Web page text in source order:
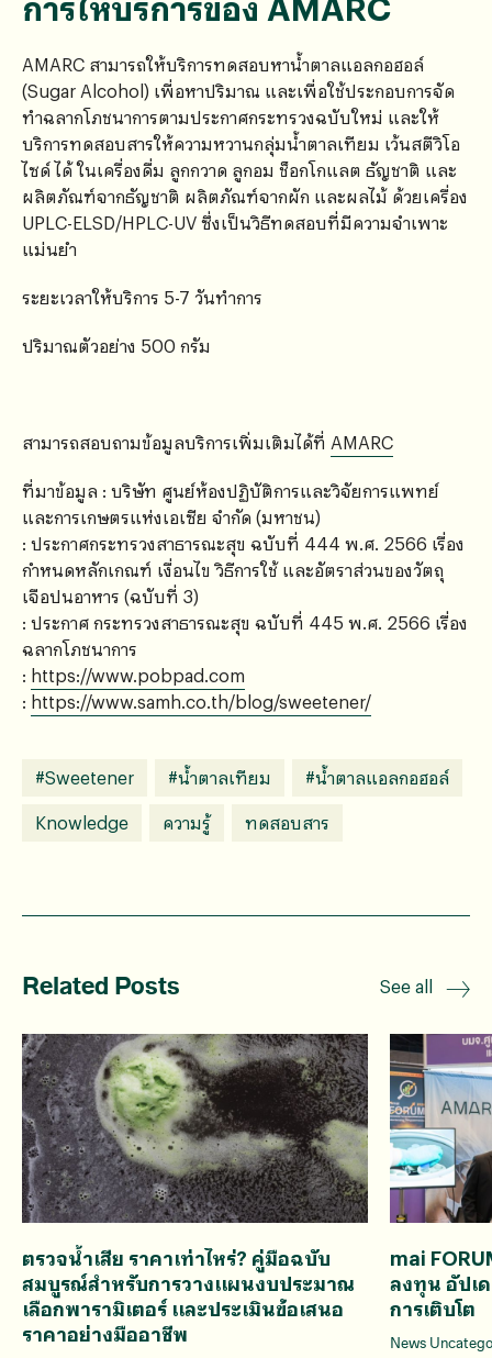
AMARC สามารถให้บริการทดสอบหาน้ำตาลแอลกอฮอล์
(Sugar Alcohol) เพี่อหาปริมาณ และเพื่อใช้ประกอบการจัด
ทำฉลากโภชนาการตามประกาศกระทรวงฉบับใหม่ และให้
บริการทดสอบสารให้ความหวานกลุ่มน้ำตาลเทียม เว้นสตีวิโอ
ไซด์ ได้ ในเครื่องดื่ม ลูกกวาด ลูกอม ช็อกโกแลต ธัญชาติ และ
ผลิตภัณฑ์จากธัญชาติ ผลิตภัณฑ์จากผัก และผลไม้ ด้วยเครื่อง
UPLC-ELSD/HPLC-UV ซึ่งเป็นวิธีทดสอบที่มีความจำเพาะ
แม่นยำ
ระยะเวลาให้บริการ 5-7 วันทำการ
ปริมาณตัวอย่าง 500 กรัม
สามารถสอบถามข้อมูลบริการเพิ่มเติมได้ที่ AMARC
ที่มาข้อมูล : บริษัท ศูนย์ห้องปฏิบัติการและวิจัยการแพทย์
และการเกษตรแห่งเอเซีย จำกัด (มหาชน)
: ประกาศกระทรวงสาธารณะสุข ฉบับที่ 444 พ.ศ. 2566 เรื่อง
กำหนดหลักเกณฑ์ เงื่อนไข วิธีการใช้ และอัตราส่วนของวัตถุ
เจือปนอาหาร (ฉบับที่ 3)
: ประกาศ กระทรวงสาธารณะสุข ฉบับที่ 445 พ.ศ. 2566 เรื่อง
ฉลากโภชนาการ
: https://www.pobpad.com
: https://www.samh.co.th/blog/sweetener/
#Sweetener #น้ำตาลเทียม
#น้ำตาลแอลกอฮอล์
Knowledge
ความรู้ ทดสอบสาร
Related Posts See all
ตรวจน้ำเสีย ราคาเท่าไหร่? คู่มือฉบับ
สมบูรณ์สำหรับการวางแผนงบประมาณ
เลือกพารามิเตอร์ และประเมินข้อเสนอ
ราคาอย่างมืออาชีพ
mai
ลงทุน อัปเ
การเติบโต
News